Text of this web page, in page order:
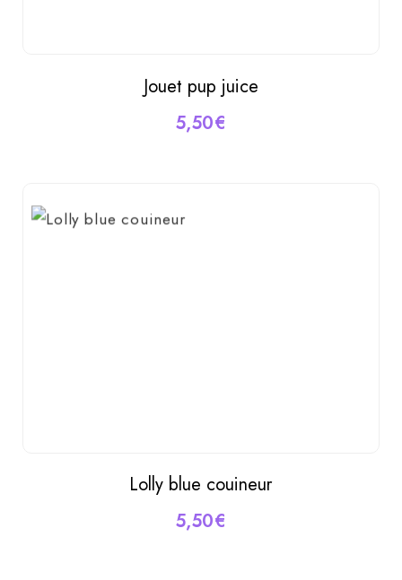
AJOUTER AU PANIER
Jouet pup juice
5,50€
AJOUTER AU PANIER
Lolly blue couineur
5,50€